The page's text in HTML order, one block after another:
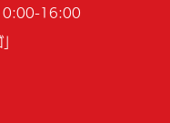
16:00